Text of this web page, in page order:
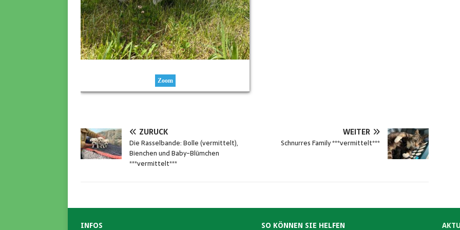
Zoom
ZURÜCK
Die Rasselbande: Bolle (vermittelt),
Bienchen und Baby-Blümchen
***vermittelt***
WEITER
Schnurres Family ***vermittelt***
INFOS SO KÖNNEN SIE HELFEN